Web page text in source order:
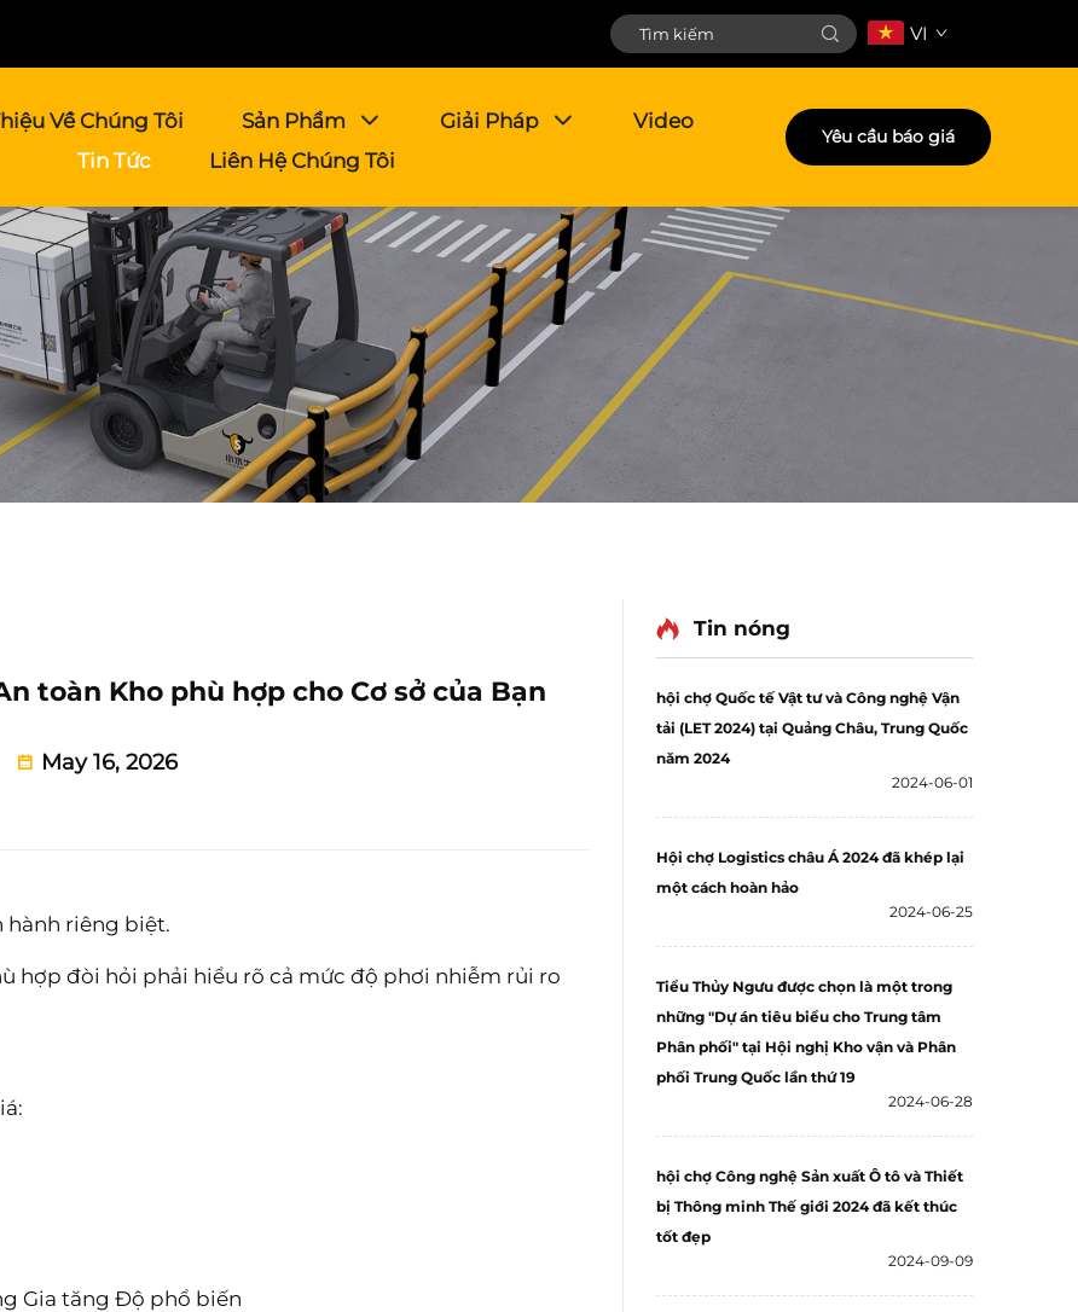
VI
Về Chúng Tôi Sản Phẩm Giải Pháp
Video
Tin Tức
Liên Hệ Chúng Tôi
Yêu cầu báo giá
toàn Kho phù hợp cho Cơ sở của Bạn
May 16, 2026
hành riêng biệt.
hợp đòi hỏi phải hiểu rõ cả mức độ phơi nhiễm rủi ro
Gia tăng Độ phổ biến
Tin nóng
hội chợ Quốc tế Vật tư và Công nghệ Vận
tải (LET 2024) tại Quảng Châu, Trung Quốc
năm 2024
2024-06-01
Hội chợ Logistics châu Á 2024 đã khép lại
một cách hoàn hảo
2024-06-25
Tiểu Thủy Ngưu được chọn là một trong
những "Dự án tiêu biểu cho Trung tâm
Phân phối" tại Hội nghị Kho vận và Phân
phối Trung Quốc lần thứ 19
2024-06-28
hội chợ Công nghệ Sản xuất Ô tô và Thiết
bị Thông minh Thế giới 2024 đã kết thúc
tốt đẹp
2024-09-09